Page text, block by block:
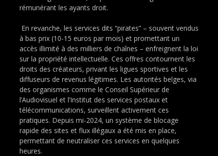
rémunérant les ayants droit.
En revanche, les services dits “pirates” – souvent vendus
à bas prix (10-15 euros par mois) et promettant un
accès illimité à des milliers de chaînes – enfreignent la loi
sur la propriété intellectuelle. Ces offres contournent les
droits des créateurs, privant les ligues sportives et les
diffuseurs de revenus légitimes. Les autorités belges, via
des organismes comme le Conseil Supérieur de
l’Audiovisuel et l’Institut des services postaux et
télécommunications, surveillent activement ces
pratiques. Depuis mi-2024, un système de blocage
rapide des sites et flux illégaux a été mis en place,
permettant de neutraliser ces services en quelques
heures.